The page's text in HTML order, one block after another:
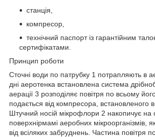
станція,
компресор,
технічний паспорт із гарантійним
сертифікатами.
Принцип роботи
Сточні води по патрубку 1 потрапляють в
дні аеротенка встановлена система
аерації 3 розподіляє повітря по всьому
подається від компресора, встановленого в
Штучний носій мікрофлори 2 накопичує на
поверхнірмамі аеробних мікроорганізмів,
від всіляких забруднень. Частина повітря